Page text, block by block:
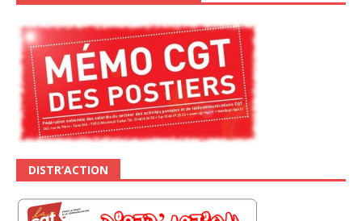
DISTR’ACTION